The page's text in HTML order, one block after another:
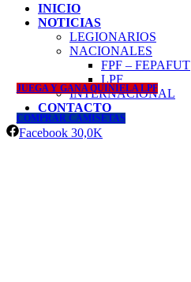
INICIO
NOTICIAS
LEGIONARIOS
NACIONALES
FPF – FEPAFUT
LPF
INTERNACIONAL
CONTACTO
JUEGA Y GANA QUINIELA LPF
COMPRAR CAMISETAS
Facebook 30,0K